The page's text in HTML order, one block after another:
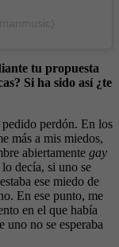
tu propuesta
Si ha sido así ¿te
perdón. En los
más a mis miedos,
abiertamente gay
decía, si uno se
ese miedo de
En ese punto, me
en el que había
uno no se esperaba